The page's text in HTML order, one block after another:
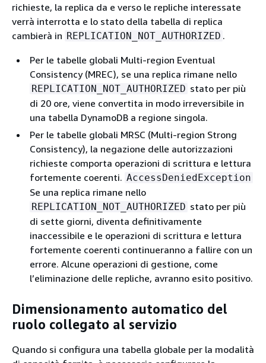
richieste, la replica da e verso le repliche interessate
verrà interrotta e lo stato della tabella di replica
cambierà in REPLICATION_NOT_AUTHORIZED .
Per le tabelle globali Multi-region Eventual
Consistency (MREC), se una replica rimane nello
REPLICATION_NOT_AUTHORIZED stato per più
di 20 ore, viene convertita in modo irreversibile in
una tabella DynamoDB a regione singola.
Per le tabelle globali MRSC (Multi-region Strong
Consistency), la negazione delle autorizzazioni
richieste comporta operazioni di scrittura e lettura
fortemente coerenti. AccessDeniedException
Se una replica rimane nello
REPLICATION_NOT_AUTHORIZED stato per più
di sette giorni, diventa definitivamente
inaccessibile e le operazioni di scrittura e lettura
fortemente coerenti continueranno a fallire con un
errore. Alcune operazioni di gestione, come
l’eliminazione delle repliche, avranno esito positivo.
Dimensionamento automatico del
ruolo collegato al servizio
Quando si configura una tabella globale per la modalità